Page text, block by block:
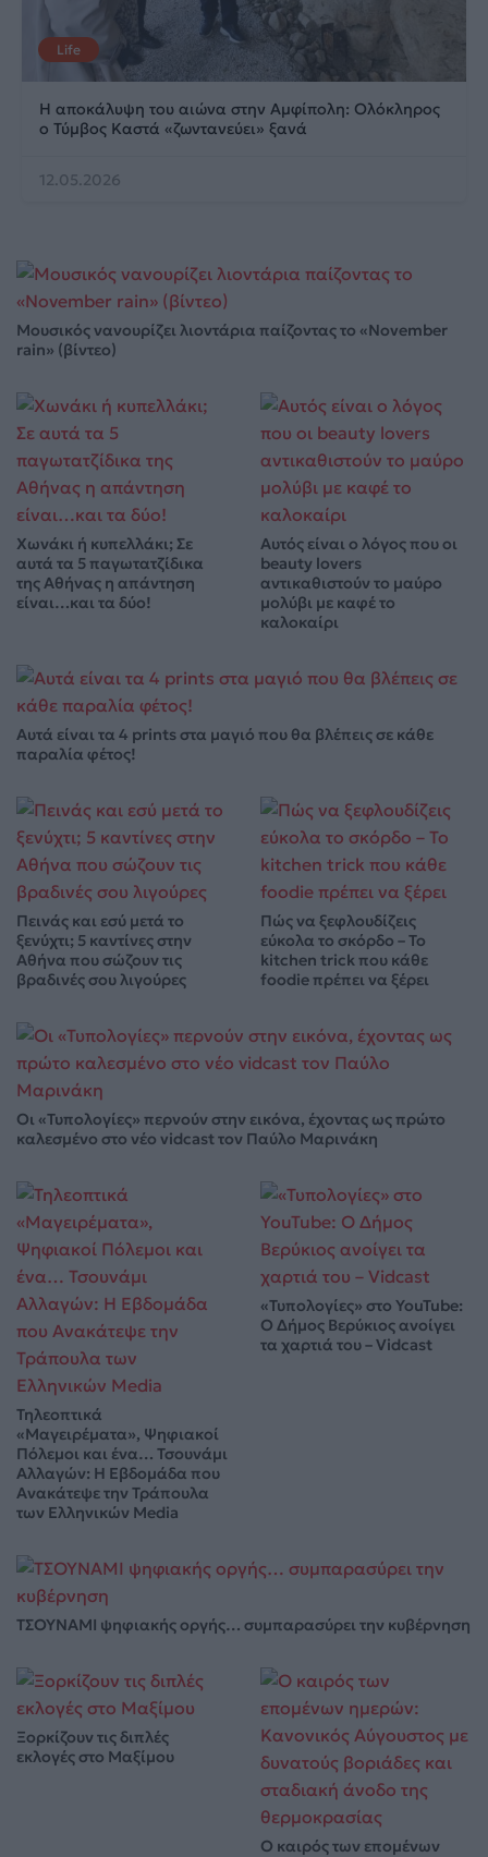
Life
Η αποκάλυψη του αιώνα στην Αμφίπολη: Ολόκληρος
ο Τύμβος Καστά «ζωντανεύει» ξανά
12.05.2026
Μουσικός νανουρίζει λιοντάρια παίζοντας το «November
rain» (βίντεο)
Χωνάκι ή κυπελλάκι; Σε
αυτά τα 5 παγωτατζίδικα
της Αθήνας η απάντηση
είναι…και τα δύο!
Αυτός είναι ο λόγος που οι
beauty lovers
αντικαθιστούν το μαύρο
μολύβι με καφέ το
καλοκαίρι
Αυτά είναι τα 4 prints στα μαγιό που θα βλέπεις σε κάθε
παραλία φέτος!
Πεινάς και εσύ μετά το
ξενύχτι; 5 καντίνες στην
Αθήνα που σώζουν τις
βραδινές σου λιγούρες
Πώς να ξεφλουδίζεις
εύκολα το σκόρδο – Το
kitchen trick που κάθε
foodie πρέπει να ξέρει
Οι «Τυπολογίες» περνούν στην εικόνα, έχοντας ως πρώτο
καλεσμένο στο νέο vidcast τον Παύλο Μαρινάκη
Τηλεοπτικά
«Μαγειρέματα», Ψηφιακοί
Πόλεμοι και ένα… Τσουνάμι
Αλλαγών: Η Εβδομάδα που
Ανακάτεψε την Τράπουλα
των Ελληνικών Media
«Τυπολογίες» στο YouTube:
Ο Δήμος Βερύκιος ανοίγει
τα χαρτιά του – Vidcast
ΤΣΟΥΝΑΜΙ ψηφιακής οργής… συμπαρασύρει την κυβέρνηση
Ξορκίζουν τις διπλές
εκλογές στο Μαξίμου
Ο καιρός των επομένων